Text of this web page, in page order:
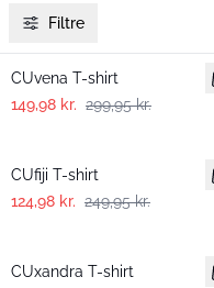
Filtre
-50%
CUvena T-shirt
149,98 kr. 299,95 kr.
CUfiji T-shirt
124,98 kr. 249,95 kr.
CUxandra T-shirt